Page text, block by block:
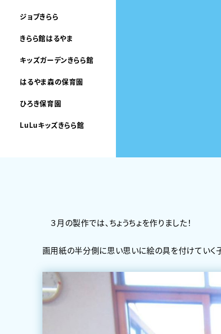
ジョブきらら
きらら館はるやま
キッズガーデンきらら館
はるやま森の保育園
ひろき保育園
LuLuキッズきらら館
３月の製作では、ちょうちょを作りました！
画用紙の半分側に思い思いに絵の具を付けていく